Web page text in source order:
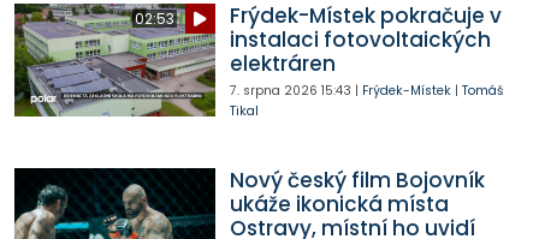
02:53
Frýdek-Místek pokračuje v
instalaci fotovoltaických
elektráren
7. srpna 2026 15:43 | Frýdek-Místek| Tomáš
Tikal
Nový český film Bojovník
ukáže ikonická místa
Ostravy, místní ho uvidí